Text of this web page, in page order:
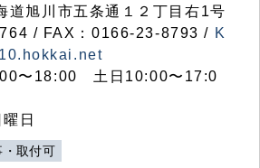
旭川市五条通１２丁目右1号
/ FAX：0166-23-8793 / K
〜18:00 土日10:00〜17:0
日
・取付可